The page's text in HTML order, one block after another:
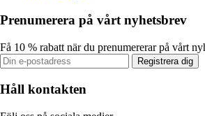
Prenumerera på vårt nyhetsbrev
Få 10 % rabatt när du prenumererar på vårt
Registrera dig
Håll kontakten